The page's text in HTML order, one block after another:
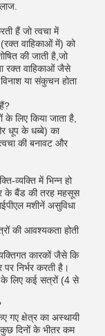
हैं जो त्वचा में
(रक्त वाहिकाओं में) को
की जाती है,जो
या रक्त वाहिकाओं जैसे
या संकुचन होता
के लिए किया जाता है,
धूप के धब्बे) का
की बनावट और
व्यक्ति में भिन्न हो
के बैंड की तरह महसूस
मशीनें असुविधा
की आवश्यकता होती
कारकों जैसे कि
निर्भर करती है।
के लिए कई सत्रों (4 से
गए क्षेत्र का अस्थायी
कुछ दिनों के भीतर कम